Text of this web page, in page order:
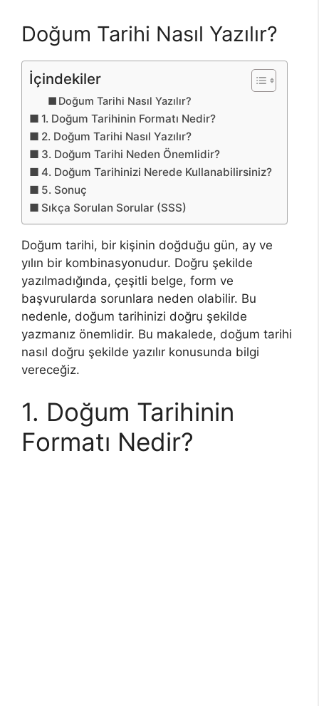
Doğum Tarihi Nasıl Yazılır?
İçindekiler
Doğum Tarihi Nasıl Yazılır?
1. Doğum Tarihinin Formatı Nedir?
2. Doğum Tarihi Nasıl Yazılır?
3. Doğum Tarihi Neden Önemlidir?
4. Doğum Tarihinizi Nerede Kullanabilirsiniz?
5. Sonuç
Sıkça Sorulan Sorular (SSS)
Doğum tarihi, bir kişinin doğduğu gün, ay ve
yılın bir kombinasyonudur. Doğru şekilde
yazılmadığında, çeşitli belge, form ve
başvurularda sorunlara neden olabilir. Bu
nedenle, doğum tarihinizi doğru şekilde
yazmanız önemlidir. Bu makalede, doğum tarihi
nasıl doğru şekilde yazılır konusunda bilgi
vereceğiz.
1. Doğum Tarihinin
Formatı Nedir?